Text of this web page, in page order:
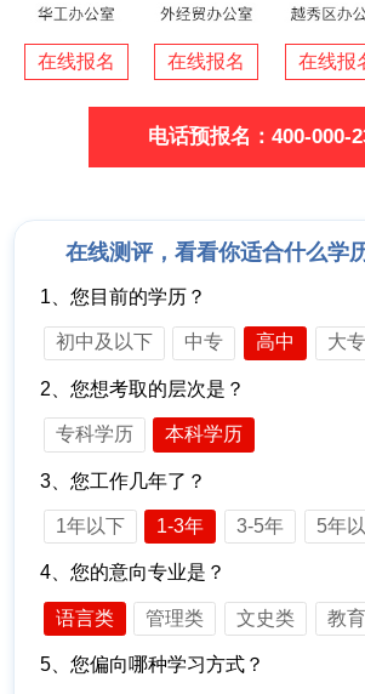
在线报名 在线报名 在线报
电话预报名：400-000-
在线测评，看看你适合什么学
1、您目前的学历？
初中及以下 中专 高中 大专
2、您想考取的层次是？
专科学历 本科学历
3、您工作几年了？
1年以下 1-3年 3-5年 5年
4、您的意向专业是？
语言类 管理类 文史类 教
5、您偏向哪种学习方式？